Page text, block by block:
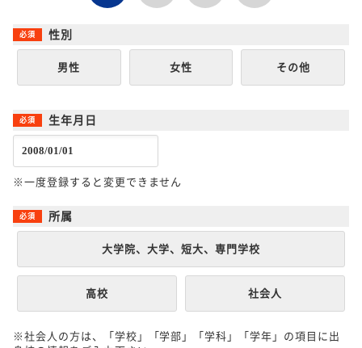
性別
男性 女性 その他
生年月日
※一度登録すると変更できません
所属
大学院、大学、短大、専門学校
高校 社会人
※社会人の方は、「学校」「学部」「学科」「学年」の項目に出